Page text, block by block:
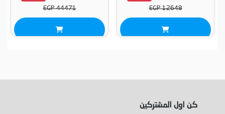
EGP 12648
EGP 44471
كن اول المشتركين